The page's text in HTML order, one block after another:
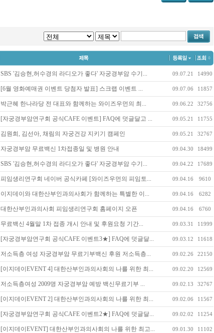
SBS '김승현,허수경의 라디오가 좋다' 자궁경부암 수기... 09.07.21 14990
[6월 영화예매권 이벤트 당첨자 발표] 스크랩 이벤트 ... 09.07.06 11857
박근혜 한나라당 전 대표와 함께하는 와이즈우먼의 최... 09.06.22 32756
[자궁경부암연구회 공식CAFE 이벤트] FAQ에 덧글달고 ... 09.05.21 11755
김원희, 김선아, 채림의 자궁건강 지키기 캠페인 09.05.21 32767
자궁경부암 무료백신 1차접종일 및 병원 안내 09.04.30 18499
SBS '김승현,허수경의 라디오가 좋다' 자궁경부암 수기... 09.04.22 17689
피임생리연구회 네이버 공식카페 [와이즈우먼의 피임토... 09.04.16 9610
이지데이와 대한산부인과의사회가 함께하는 특별한 이... 09.04.16 6282
대한산부인과의사회 피임생리연구회 홈페이지 오픈 09.04.16 6760
무료백신 4월말 1차 접종 개시 안내 및 후원요청 기간... 09.03.31 11999
[자궁경부암연구회 공식CAFE 이벤트3★] FAQ에 덧글달... 09.03.12 11618
저소득층 여성 자궁경부암 무료기부백신 후원 저소득층... 09.02.26 22150
[이지데이EVENT 4] 대한산부인과의사회의 나를 위한 최... 09.02.20 12569
저소득층여성 2009명 자궁경부암 예방 백신무료기부 ... 09.02.13 32767
[이지데이EVENT 2] 대한산부인과의사회의 나를 위한 최... 09.02.06 11567
[자궁경부암연구회 공식CAFE 이벤트2★] FAQ에 덧글달... 09.02.02 11254
[이지데이EVENT] 대한산부인과의사회의 나를 위한 최고... 09.01.30 11102